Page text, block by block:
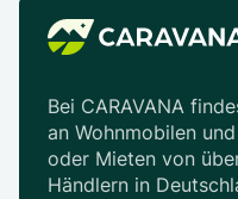
Bei CARAVANA
an Wohnmobilen
oder Mieten von
Händlern in